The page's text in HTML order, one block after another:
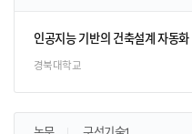
인공지능 기반의 건축설계 자동
경북대학교